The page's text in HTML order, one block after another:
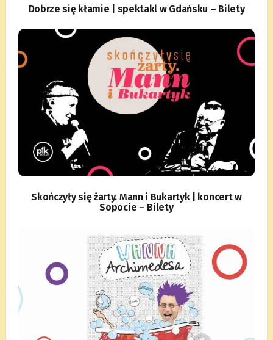
Dobrze się kłamie | spektakl w Gdańsku – Bilety
Skończyły się żarty. Mann i Bukartyk | koncert w
Sopocie – Bilety